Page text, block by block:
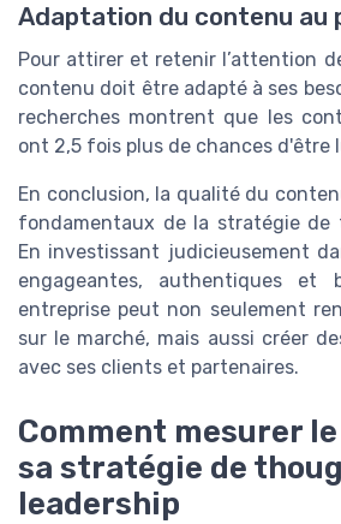
Adaptation du contenu au
Pour attirer et retenir l’attention
contenu doit être adapté à ses
recherches montrent que les
ont 2,5 fois plus de chances d'être
En conclusion, la qualité du
fondamentaux de la stratégie de
En investissant judicieusement
engageantes, authentiques et
entreprise peut non seulement
sur le marché, mais aussi créer
avec ses clients et partenaires.
Comment mesurer
sa stratégie de
leadership